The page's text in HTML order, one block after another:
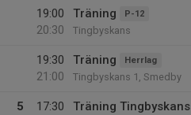
19:00
20:30
Träning P-12
Tingbyskans
19:30
21:00
Träning Herrlag
Tingbyskans 1, Smedby
5
17:30
Träning Tingbyskans